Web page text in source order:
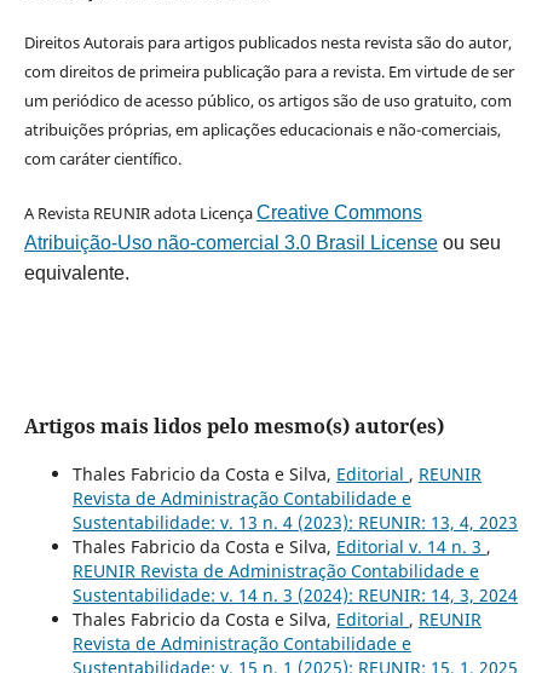
Direitos Autorais para artigos publicados nesta revista são do autor,
com direitos de primeira publicação para a revista. Em virtude de ser
um periódico de acesso público, os artigos são de uso gratuito, com
atribuições próprias, em aplicações educacionais e não-comerciais,
com caráter científico.
A Revista REUNIR adota LicençaCreative Commons
Atribuição-Uso não-comercial 3.0 Brasil Licenseou seu
equivalente.
Artigos mais lidos pelo mesmo(s) autor(es)
Thales Fabricio da Costa e Silva, Editorial , REUNIR
Revista de Administração Contabilidade e
Sustentabilidade: v. 13 n. 4 (2023): REUNIR: 13, 4, 2023
Thales Fabricio da Costa e Silva, Editorial v. 14 n. 3 ,
REUNIR Revista de Administração Contabilidade e
Sustentabilidade: v. 14 n. 3 (2024): REUNIR: 14, 3, 2024
Thales Fabricio da Costa e Silva, Editorial , REUNIR
Revista de Administração Contabilidade e
Sustentabilidade: v. 15 n. 1 (2025): REUNIR: 15, 1, 2025